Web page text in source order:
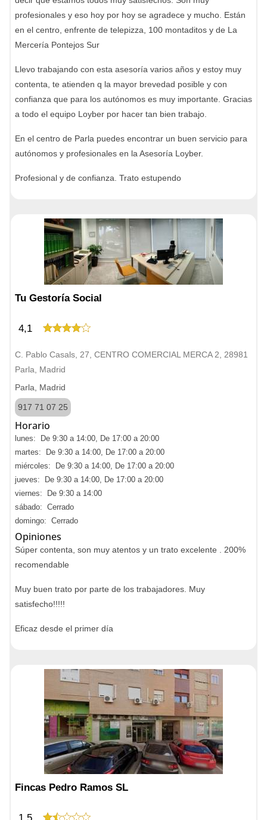
profesionales y eso hoy por hoy se agradece y mucho. Están
en el centro, enfrente de telepizza, 100 montaditos y de La
Mercería Pontejos Sur
Llevo trabajando con esta asesoría varios años y estoy muy
contenta, te atienden q la mayor brevedad posible y con
confianza que para los autónomos es muy importante. Gracias
a todo el equipo Loyber por hacer tan bien trabajo.
En el centro de Parla puedes encontrar un buen servicio para
autónomos y profesionales en la Asesoría Loyber.
Profesional y de confianza. Trato estupendo
Tu Gestoría Social
4,1
C. Pablo Casals, 27, CENTRO COMERCIAL MERCA 2, 28981
Parla, Madrid
Parla, Madrid
917 71 07 25
Horario
lunes: De 9:30 a 14:00, De 17:00 a 20:00
martes: De 9:30 a 14:00, De 17:00 a 20:00
miércoles: De 9:30 a 14:00, De 17:00 a 20:00
jueves: De 9:30 a 14:00, De 17:00 a 20:00
viernes: De 9:30 a 14:00
sábado: Cerrado
domingo: Cerrado
Opiniones
Súper contenta, son muy atentos y un trato excelente . 200%
recomendable
Muy buen trato por parte de los trabajadores. Muy
satisfecho!!!!!
Eficaz desde el primer día
Fincas Pedro Ramos SL